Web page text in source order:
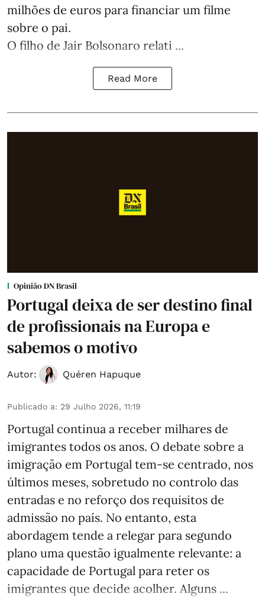
milhões de euros para financiar um filme
sobre o pai.
O filho de Jair Bolsonaro relati ...
Read More
Opinião DN Brasil
Portugal deixa de ser destino final
de profissionais na Europa e
sabemos o motivo
Autor: Quéren Hapuque
Publicado a: 29 Julho 2026, 11:19
Portugal continua a receber milhares de
imigrantes todos os anos. O debate sobre a
imigração em Portugal tem-se centrado, nos
últimos meses, sobretudo no controlo das
entradas e no reforço dos requisitos de
admissão no país. No entanto, esta
abordagem tende a relegar para segundo
plano uma questão igualmente relevante: a
capacidade de Portugal para reter os
imigrantes que decide acolher. Alguns ...